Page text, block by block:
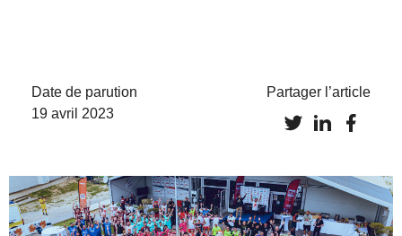
Date de parution
19 avril 2023
Partager l’article